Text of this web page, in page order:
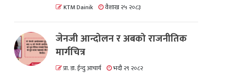
KTM Dainik वैशाख २५ २०८३
जेनजी आन्दोलन र अबको राजनीतिक
मार्गचित्र
प्रा. डा. ईन्दु आचार्य भदौ २९ २०८२